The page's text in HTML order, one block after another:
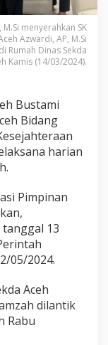
menyerahkan SK
Azwardi, AP, M.Si
Rumah Dinas Sekda
Kamis (14/03/2024).
Bustami
Bidang
harian
Pimpinan
13
05/2024.
Aceh
dilantik
Rabu